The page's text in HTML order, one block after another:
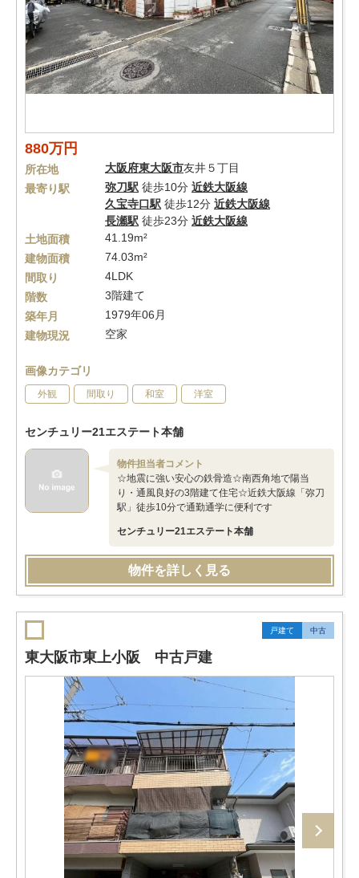
880万円
所在地 大阪府東大阪市友井５丁目
最寄り駅
弥刀駅 徒歩10分 近鉄大阪線
久宝寺口駅 徒歩12分 近鉄大阪線
長瀬駅 徒歩23分 近鉄大阪線
土地面積
41.19m²
建物面積
74.03m²
間取り
4LDK
階数
3階建て
築年月
1979年06月
建物現況
空家
画像カテゴリ
外観 間取り 和室 洋室
センチュリー21エステート本舗
物件担当者コメント
☆地震に強い安心の鉄骨造☆南西角地で陽当
り・通風良好の3階建て住宅☆近鉄大阪線「弥刀
駅」徒歩10分で通勤通学に便利です
センチュリー21エステート本舗
物件を詳しく見る
戸建て 中古
東大阪市東上小阪 中古戸建